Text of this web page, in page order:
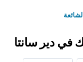
في دير سانتا